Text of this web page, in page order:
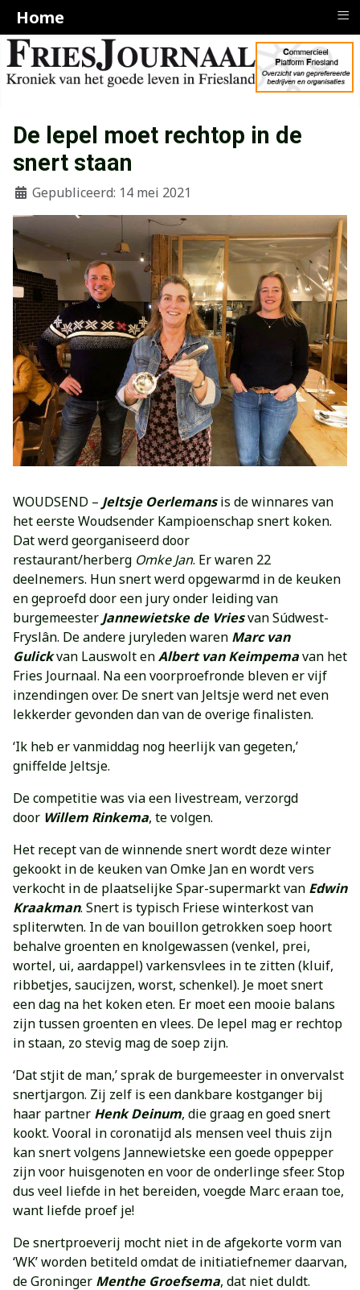
De lepel moet rechtop in de
snert staan
Gepubliceerd: 14 mei 2021
WOUDSEND – Jeltsje Oerlemansis de winnares van
het eerste Woudsender Kampioenschap snert koken.
Dat werd georganiseerd door
restaurant/herberg Omke Jan. Er waren 22
deelnemers. Hun snert werd opgewarmd in de keuken
en geproefd door een jury onder leiding van
burgemeester Jannewietske de Vriesvan Súdwest-
Fryslân. De andere juryleden waren Marc van
Gulickvan Lauswolt enAlbert van Keimpemavan het
Fries Journaal. Na een voorproefronde bleven er vijf
inzendingen over. De snert van Jeltsje werd net even
lekkerder gevonden dan van de overige finalisten.
‘Ik heb er vanmiddag nog heerlijk van gegeten,’
gniffelde Jeltsje.
De competitie was via een livestream, verzorgd
door Willem Rinkema, te volgen.
Het recept van de winnende snert wordt deze winter
gekookt in de keuken van Omke Jan en wordt vers
verkocht in de plaatselijke Spar-supermarkt van Edwin
Kraakman. Snert is typisch Friese winterkost van
spliterwten. In de van bouillon getrokken soep hoort
behalve groenten en knolgewassen (venkel, prei,
wortel, ui, aardappel) varkensvlees in te zitten (kluif,
ribbetjes, saucijzen, worst, schenkel). Je moet snert
een dag na het koken eten. Er moet een mooie balans
zijn tussen groenten en vlees. De lepel mag er rechtop
in staan, zo stevig mag de soep zijn.
‘Dat stjit de man,’ sprak de burgemeester in onvervalst
snertjargon. Zij zelf is een dankbare kostganger bij
haar partner Henk Deinum, die graag en goed snert
kookt. Vooral in coronatijd als mensen veel thuis zijn
kan snert volgens Jannewietske een goede oppepper
zijn voor huisgenoten en voor de onderlinge sfeer. Stop
dus veel liefde in het bereiden, voegde Marc eraan toe,
want liefde proef je!
De snertproeverij mocht niet in de afgekorte vorm van
‘WK’ worden betiteld omdat de initiatiefnemer daarvan,
de Groninger Menthe Groefsema, dat niet duldt.
Home ≡